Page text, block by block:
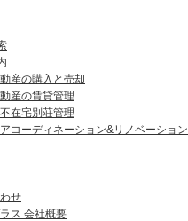
産の購入と売却
産の賃貸管理
在宅別荘管理
コーディネーション&リノベーション
せ
ス 会社概要